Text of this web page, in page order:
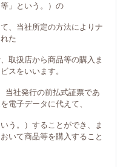
」という。）の
、当社所定の方法によりナ
た
取扱店から商品等の購入ま
スをいいます。
当社発行の前払式証票であ
電子データに代えて、
う。）することができ、ま
いて商品等を購入すること